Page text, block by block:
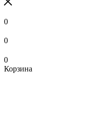
0
0
0
Корзина